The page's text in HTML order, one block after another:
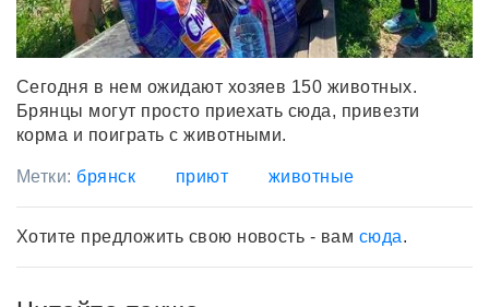
Сегодня в нем ожидают хозяев 150 животных.
Брянцы могут просто приехать сюда, привезти
корма и поиграть с животными.
Метки: брянск приют животные
Хотите предложить свою новость - вам сюда.